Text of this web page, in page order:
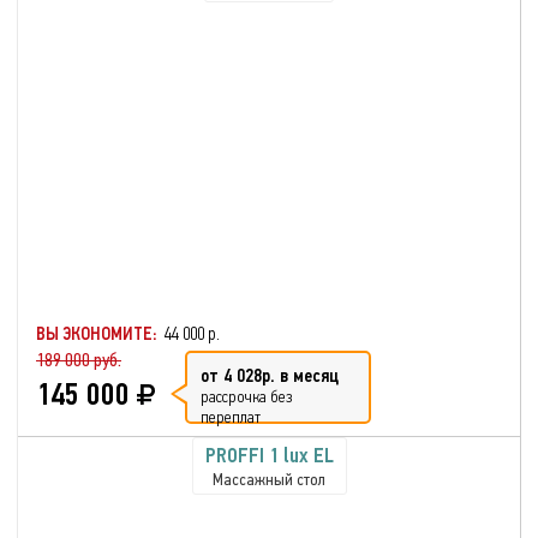
ВЫ ЭКОНОМИТЕ: 44 000 р.
189 000 руб.
145 000 от 4 028р. в месяц
рассрочка без
переплат
PROFFI 1 lux EL
Массажный стол